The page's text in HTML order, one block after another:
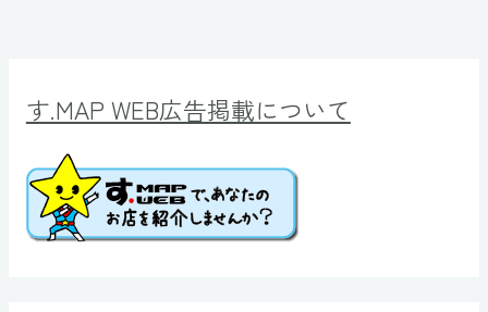
す.MAP WEB広告掲載について